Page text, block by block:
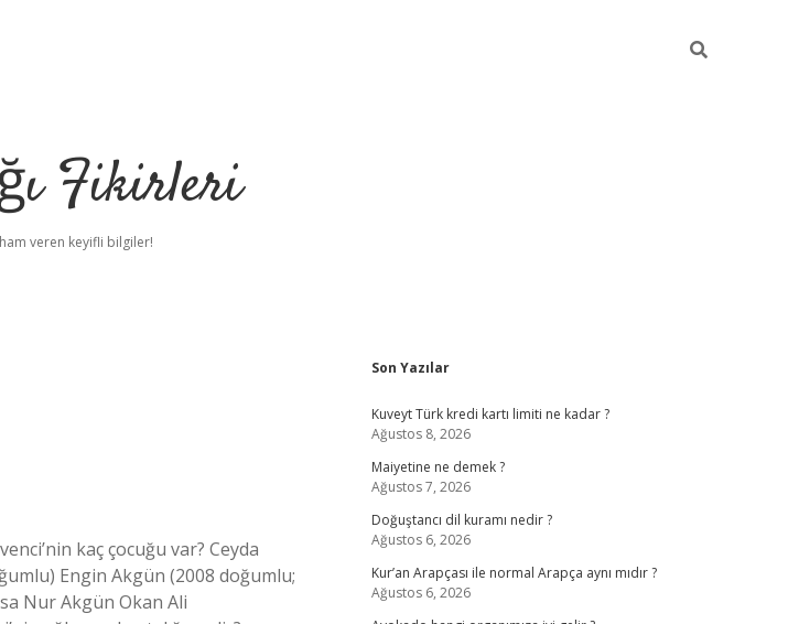
Fikirleri
veren keyifli bilgiler!
kaç çocuğu var? Ceyda
Engin Akgün (2008 doğumlu;
Nur Akgün Okan Ali
Sidebar
Son Yazılar
Kuveyt Türk kredi kartı limiti ne kadar ?
Ağustos 8, 2026
Maiyetine ne demek ?
Ağustos 7, 2026
Doğuştancı dil kuramı nedir ?
Ağustos 6, 2026
Kur’an Arapçası ile normal Arapça aynı mıdır ?
Ağustos 6, 2026